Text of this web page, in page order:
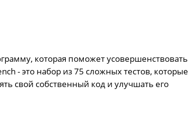
которая поможет усовершенствовать
- это набор из 75 сложных тестов, которые
свой собственный код и улучшать его